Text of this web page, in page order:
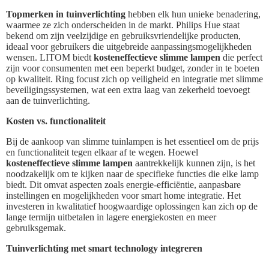
Topmerken in tuinverlichting hebben elk hun unieke benadering,
waarmee ze zich onderscheiden in de markt. Philips Hue staat
bekend om zijn veelzijdige en gebruiksvriendelijke producten,
ideaal voor gebruikers die uitgebreide aanpassingsmogelijkheden
wensen. LITOM biedt kosteneffectieve slimme lampen die perfect
zijn voor consumenten met een beperkt budget, zonder in te boeten
op kwaliteit. Ring focust zich op veiligheid en integratie met slimme
beveiligingssystemen, wat een extra laag van zekerheid toevoegt
aan de tuinverlichting.
Kosten vs. functionaliteit
Bij de aankoop van slimme tuinlampen is het essentieel om de prijs
en functionaliteit tegen elkaar af te wegen. Hoewel
kosteneffectieve slimme lampen aantrekkelijk kunnen zijn, is het
noodzakelijk om te kijken naar de specifieke functies die elke lamp
biedt. Dit omvat aspecten zoals energie-efficiëntie, aanpasbare
instellingen en mogelijkheden voor smart home integratie. Het
investeren in kwalitatief hoogwaardige oplossingen kan zich op de
lange termijn uitbetalen in lagere energiekosten en meer
gebruiksgemak.
Tuinverlichting met smart technology integreren